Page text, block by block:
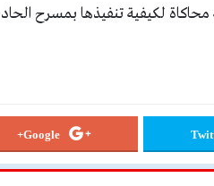
محاكاة لكيفية تنفيذها بمسرح
Google+